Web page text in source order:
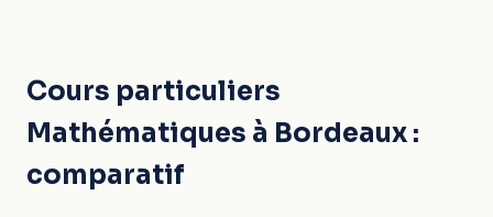
Cours particuliers
Mathématiques à Bordeaux :
comparatif